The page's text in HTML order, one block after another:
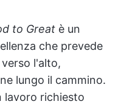
to Great è un
che prevede
l'alto,
lungo il cammino.
lavoro richiesto